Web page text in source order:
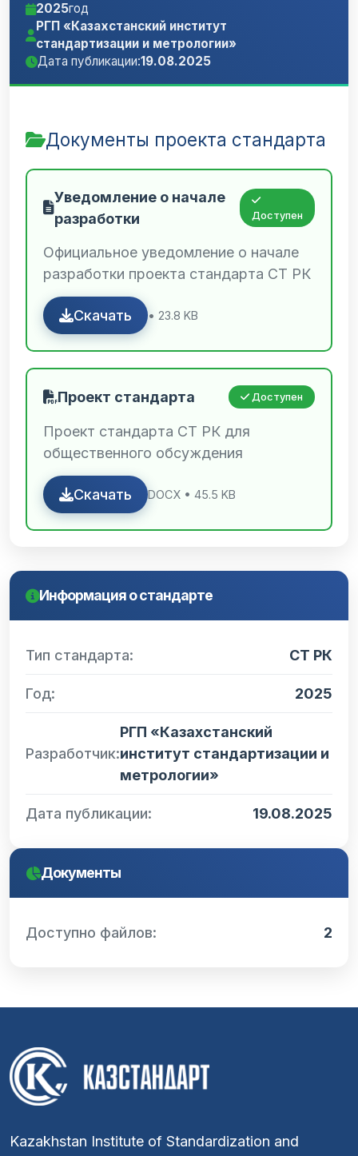
2025год
РГП «Казахстанский институт
стандартизации и метрологии»
Дата публикации:19.08.2025
Документы проекта стандарта
Уведомление о начале
разработки
Доступен
Официальное уведомление о начале
разработки проекта стандарта СТ РК
Скачать • 23.8 KB
Проект стандарта Доступен
Проект стандарта СТ РК для
общественного обсуждения
Скачать DOCX • 45.5 KB
Информация о стандарте
Тип стандарта: СТ РК
Год: 2025
Разработчик:
РГП «Казахстанский
институт стандартизации и
метрологии»
Дата публикации: 19.08.2025
Документы
Доступно файлов: 2
Kazakhstan Institute of Standardization and